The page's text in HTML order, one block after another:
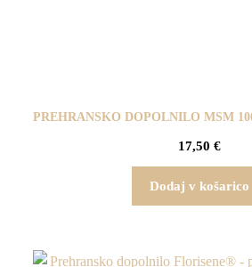
PREHRANSKO DOPOLNILO MSM
17,50 €
Dodaj v košarico